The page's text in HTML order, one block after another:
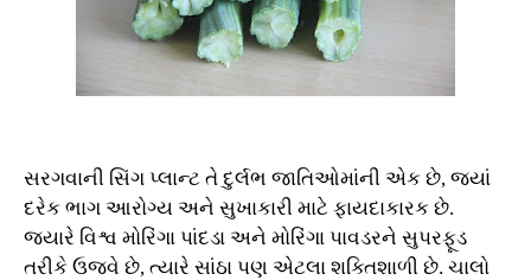
સરગવાની સિંગ પ્લાન્ટ તે દુર્લભ જાતિઓમાંની એક છે, જ્યાં
દરેક ભાગ આરોગ્ય અને સુખાકારી માટે ફાયદાકારક છે.
જ્યારે વિશ્વ મોરિંગા પાંદડા અને મોરિંગા પાવડરને સુપરફૂડ
તરીકે ઉજવે છે, ત્યારે સાંઠા પણ એટલા શક્તિશાળી છે. ચાલો